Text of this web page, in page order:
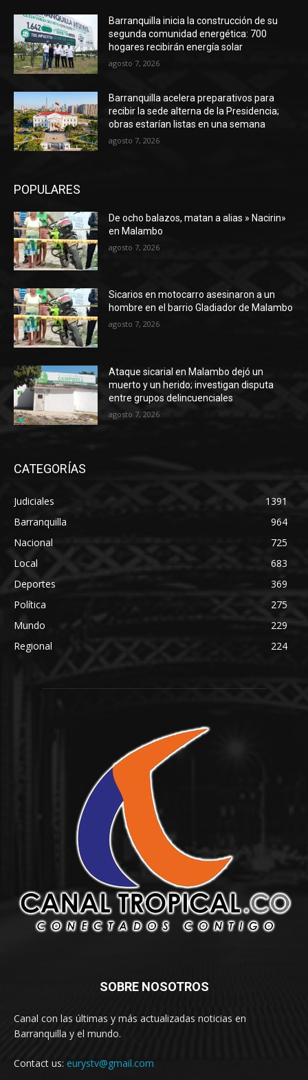
Barranquilla inicia la construcción de su
segunda comunidad energética: 700
hogares recibirán energía solar
agosto 7, 2026
Barranquilla acelera preparativos para
recibir la sede alterna de la Presidencia;
obras estarían listas en una semana
agosto 7, 2026
POPULARES
De ocho balazos, matan a alias » Nacirin»
en Malambo
agosto 7, 2026
Sicarios en motocarro asesinaron a un
hombre en el barrio Gladiador de Malambo
agosto 7, 2026
Ataque sicarial en Malambo dejó un
muerto y un herido; investigan disputa
entre grupos delincuenciales
agosto 7, 2026
CATEGORÍAS
Judiciales
1391
Barranquilla
964
Nacional
725
Local
683
Deportes
369
Política
275
Mundo
229
Regional
224
SOBRE NOSOTROS
Canal con las últimas y más actualizadas noticias en
Barranquilla y el mundo.
Contact us: eurystv@gmail.com